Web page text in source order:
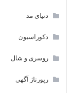
دنیای مد
دکوراسیون
روسری و شال
رپورتاژ آگهی